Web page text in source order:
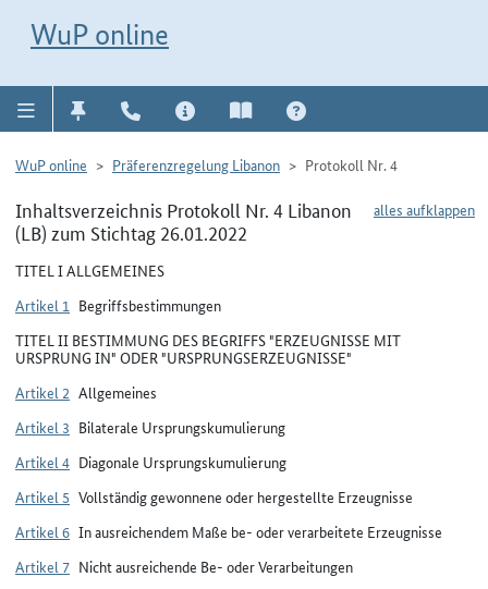
WuP online
WuP online Präferenzregelung Libanon Protokoll Nr. 4
alles aufklappen
Inhaltsverzeichnis Protokoll Nr. 4 Libanon
(LB) zum Stichtag 26.01.2022
TITEL I ALLGEMEINES
Artikel 1 Begriffsbestimmungen
TITEL II BESTIMMUNG DES BEGRIFFS "ERZEUGNISSE MIT
URSPRUNG IN" ODER "URSPRUNGSERZEUGNISSE"
Artikel 2 Allgemeines
Artikel 3 Bilaterale Ursprungskumulierung
Artikel 4 Diagonale Ursprungskumulierung
Artikel 5 Vollständig gewonnene oder hergestellte Erzeugnisse
Artikel 6 In ausreichendem Maße be- oder verarbeitete Erzeugnisse
Artikel 7 Nicht ausreichende Be- oder Verarbeitungen